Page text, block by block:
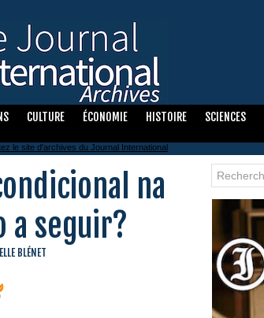
CULTURE ÉCONOMIE HISTOIRE
SCIENCES
na
a seguir?
BLÉNET